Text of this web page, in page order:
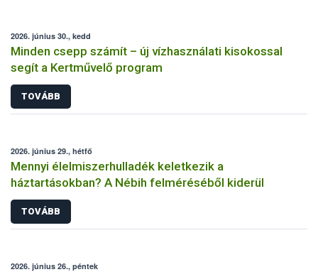
2026. június 30., kedd
Minden csepp számít – új vízhasználati kisokossal
segít a Kertművelő program
TOVÁBB
2026. június 29., hétfő
Mennyi élelmiszerhulladék keletkezik a
háztartásokban? A Nébih felméréséből kiderül
TOVÁBB
2026. június 26., péntek